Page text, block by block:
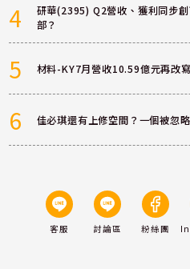
4
研華(2395) Q2營收、獲利同步
部？
5 材料-KY7月營收10.59億元再改
6 佳必琪還有上修空間？一個被忽
客服 討論區 粉絲團